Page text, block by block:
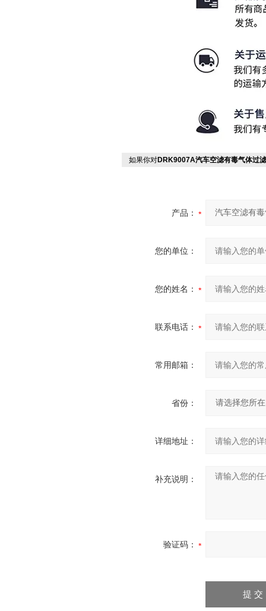
如果你对DRK9007A汽车空滤有毒气体过
产品：
您的单位：
您的姓名：
联系电话：
常用邮箱：
省份：
详细地址：
补充说明：
验证码：